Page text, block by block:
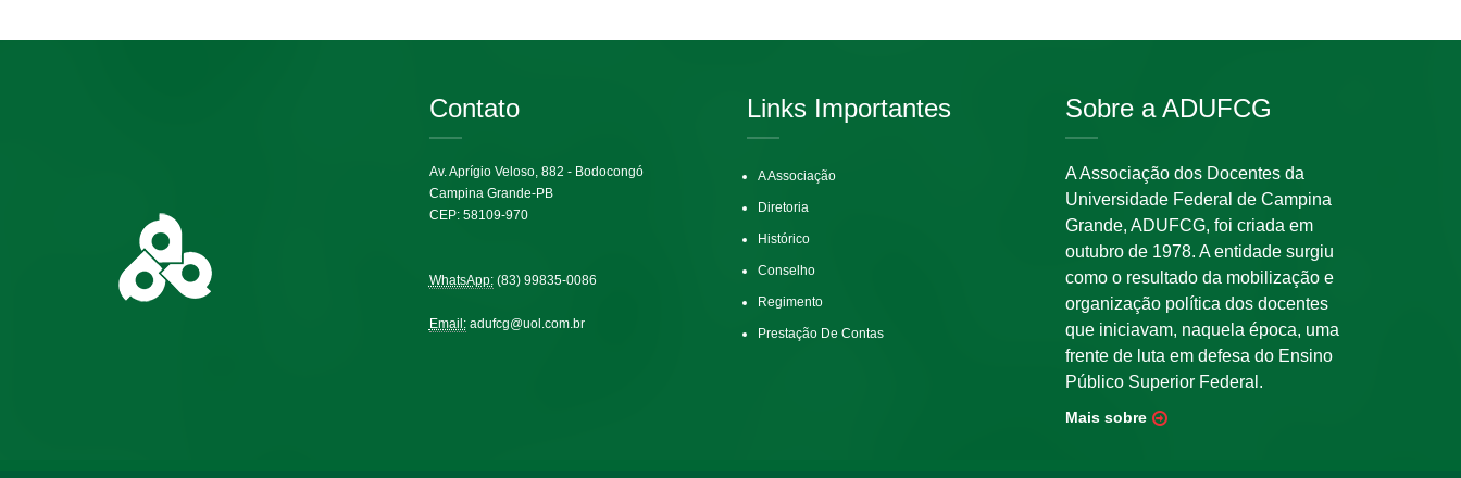
Contato
Av. Aprígio Veloso, 882 - Bodocongó
Campina Grande-PB
CEP: 58109-970
WhatsApp: (83) 99835-0086
Email: adufcg@uol.com.br
Links Importantes
A Associação
Diretoria
Histórico
Conselho
Regimento
Prestação De Contas
Sobre a ADUFCG
A Associação dos Docentes da
Universidade Federal de Campina
Grande, ADUFCG, foi criada em
outubro de 1978. A entidade surgiu
como o resultado da mobilização e
organização política dos docentes
que iniciavam, naquela época, uma
frente de luta em defesa do Ensino
Público Superior Federal.
Mais sobre